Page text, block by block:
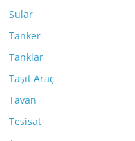
Sular
Tanker
Tanklar
Taşıt Araç
Tavan
Tesisat